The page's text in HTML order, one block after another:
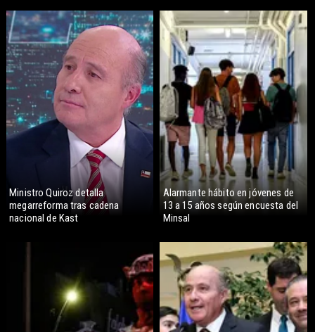
Ministro Quiroz detalla
megarreforma tras cadena
nacional de Kast
Alarmante hábito en jóvenes de
13 a 15 años según encuesta del
Minsal